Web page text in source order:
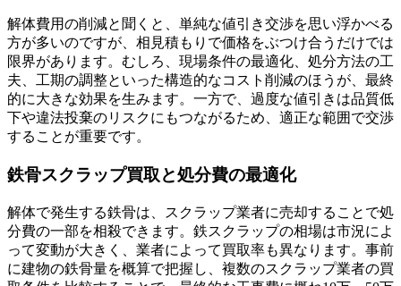
解体費用の削減と聞くと、単純な値引き交渉を思い浮かべる
方が多いのですが、相見積もりで価格をぶつけ合うだけでは
限界があります。むしろ、現場条件の最適化、処分方法の工
夫、工期の調整といった構造的なコスト削減のほうが、最終
的に大きな効果を生みます。一方で、過度な値引きは品質低
下や違法投棄のリスクにもつながるため、適正な範囲で交渉
することが重要です。
鉄骨スクラップ買取と処分費の最適化
解体で発生する鉄骨は、スクラップ業者に売却することで処
分費の一部を相殺できます。鉄スクラップの相場は市況によ
って変動が大きく、業者によって買取率も異なります。事前
に建物の鉄骨量を概算で把握し、複数のスクラップ業者の買